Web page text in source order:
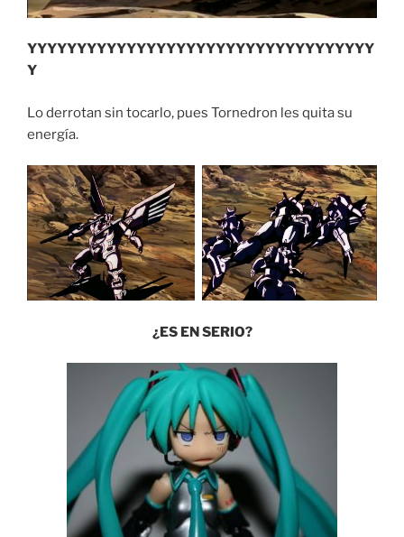
YYYYYYYYYYYYYYYYYYYYYYYYYYYYYYYYYYY
Y
Lo derrotan sin tocarlo, pues Tornedron les quita su
energía.
¿ES EN SERIO?